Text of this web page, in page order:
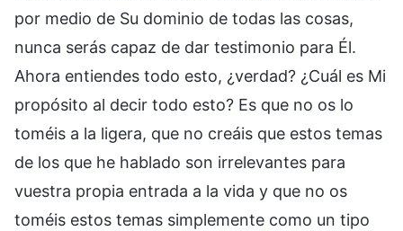
por medio de Su dominio de todas las cosas,
nunca serás capaz de dar testimonio para Él.
Ahora entiendes todo esto, ¿verdad? ¿Cuál es Mi
propósito al decir todo esto? Es que no os lo
toméis a la ligera, que no creáis que estos temas
de los que he hablado son irrelevantes para
vuestra propia entrada a la vida y que no os
toméis estos temas simplemente como un tipo